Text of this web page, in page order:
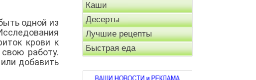
одной из
крови к
работу.
добавить
Каши
Десерты
Лучшие рецепты
Быстрая еда